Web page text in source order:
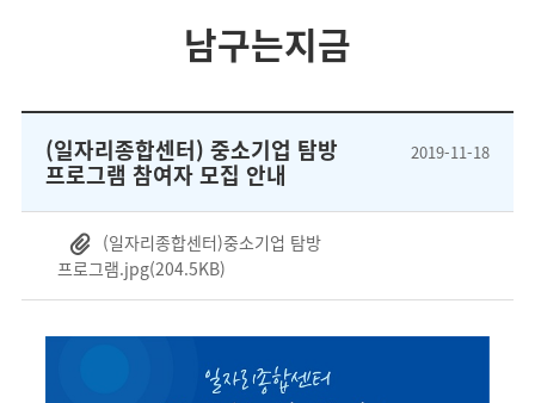
남구는지금
(일자리종합센터) 중소기업 탐방
프로그램 참여자 모집 안내
2019-11-18
(일자리종합센터)중소기업 탐방
프로그램.jpg(204.5KB)